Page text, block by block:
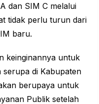
dan SIM C melalui
tidak perlu turun dari
baru.
keinginannya untuk
serupa di Kabupaten
berupaya untuk
Publik setelah